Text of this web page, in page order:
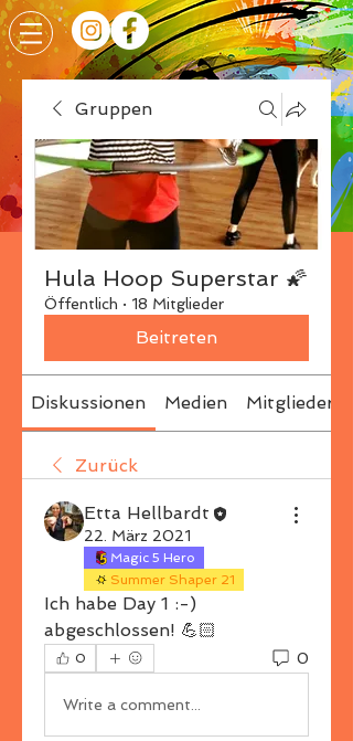
Gruppen
Hula Hoop Superstar 🌠
Öffentlich · 18 Mitglieder
Beitreten
Diskussionen Medien Mitglieder
Zurück
Etta Hellbardt
22. März 2021
Magic 5 Hero
Summer Shaper 21
Ich habe Day 1 :-)
abgeschlossen! 💪🏻
0 0
Write a comment...